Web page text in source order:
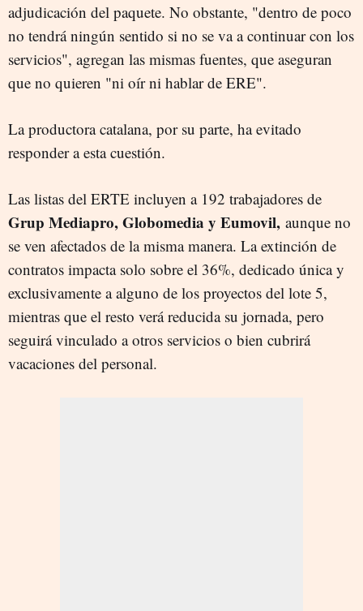
adjudicación del paquete. No obstante, "dentro de poco
no tendrá ningún sentido si no se va a continuar con los
servicios", agregan las mismas fuentes, que aseguran
que no quieren "ni oír ni hablar de ERE".
La productora catalana, por su parte, ha evitado
responder a esta cuestión.
Las listas del ERTE incluyen a 192 trabajadores de
Grup Mediapro, Globomedia y Eumovil, aunque no
se ven afectados de la misma manera. La extinción de
contratos impacta solo sobre el 36%, dedicado única y
exclusivamente a alguno de los proyectos del lote 5,
mientras que el resto verá reducida su jornada, pero
seguirá vinculado a otros servicios o bien cubrirá
vacaciones del personal.